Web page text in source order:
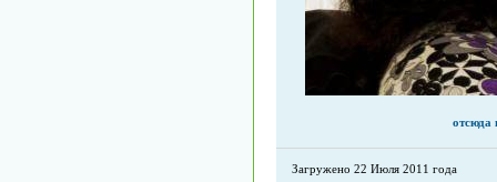
отсюда
Загружено 22 Июля 2011 года